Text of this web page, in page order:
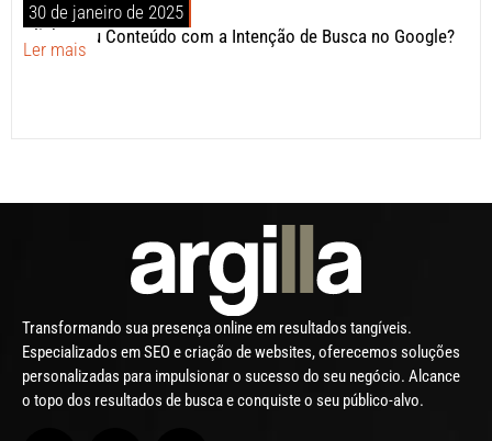
30 de janeiro de 2025
Alinhe Seu Conteúdo com a Intenção de Busca no Google?
Ler mais
Transformando sua presença online em resultados tangíveis.
Especializados em SEO e criação de websites, oferecemos soluções
personalizadas para impulsionar o sucesso do seu negócio. Alcance
o topo dos resultados de busca e conquiste o seu público-alvo.